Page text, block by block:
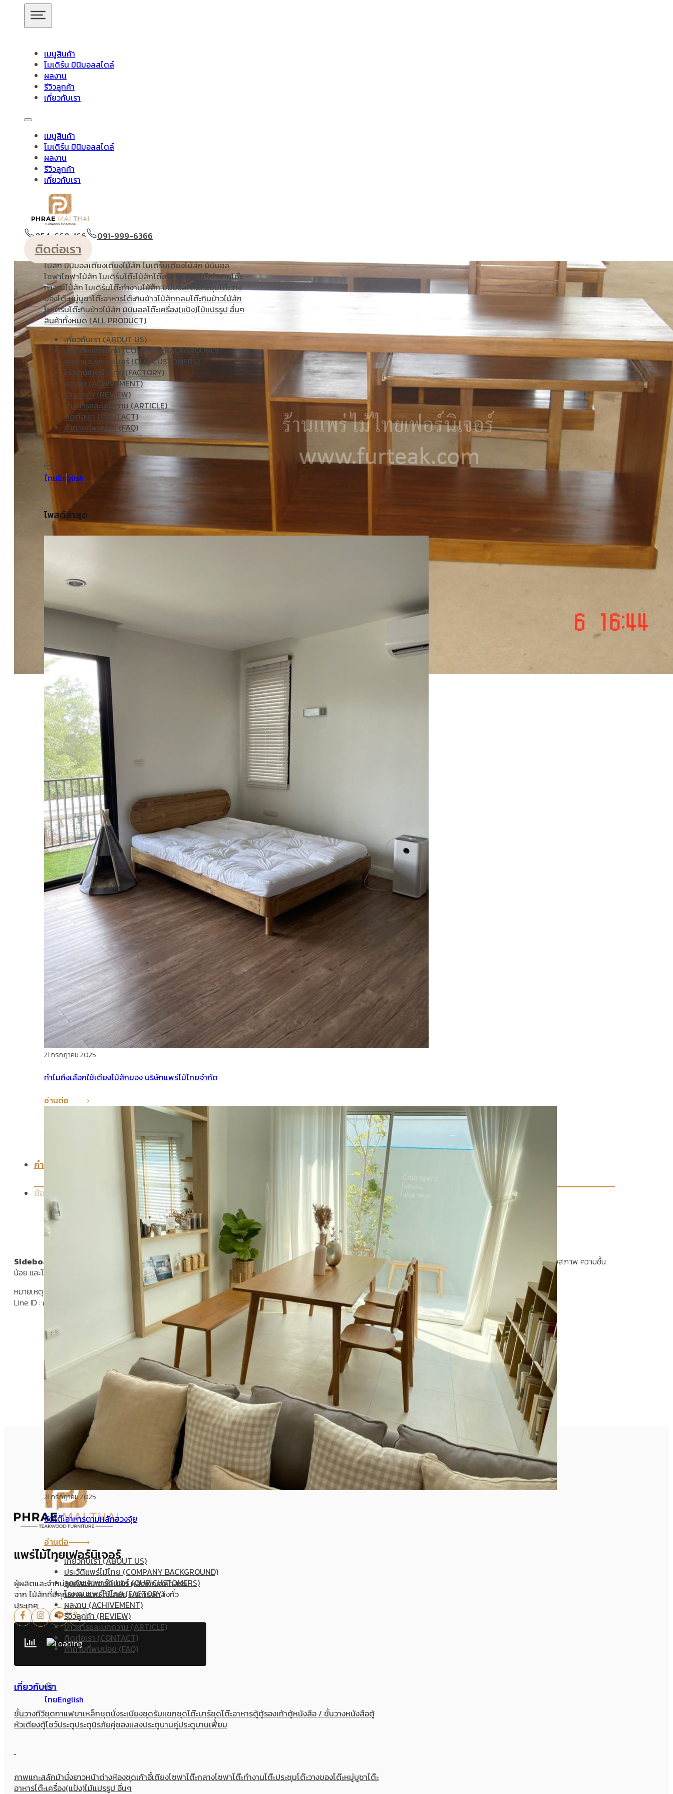
ข้ามไปยังเนื้อหาหลัก
เมนูสินค้า
โมเดิร์น มินิมอลสไตล์
ผลงาน
รีวิวลูกค้า
เกี่ยวกับเรา
เมนูสินค้า
โมเดิร์น มินิมอลสไตล์
ผลงาน
รีวิวลูกค้า
เกี่ยวกับเรา
054-660-166 091-999-6366
ติดต่อเรา
สินค้าของเรา
อัปเดตล่าสุด
วางของไม้สัก
ไม้แท้ชุดโต๊ะไม้สัก โมเดิร์น
โต๊ะอาหารตู้ตู้เสื้อผ้า
วางหนังสือตู้หัวเตียง ตู้โชว์ตู้โชว์ไม้สัก โมเดิร์น
โมเดิร์น
ประตูนิรภัยคู่ชองแสงประตูบานคู่
แกะสลักม้านั่งยาว
ไม้สัก มินิมอลเตียงเตียงไม้สัก โมเดิร์นเตียงไม้สัก มินิมอล
โซฟาโซฟาไม้สัก โมเดิร์นโต๊ะไม้สักโต๊ะกลางโซฟาโต๊ะทำงานโต๊ะ
ทํางานไม้สัก โมเดิร์นโต๊ะทำงานไม้สัก มินิมอลโต๊ะประชุมโต๊ะวาง
ของโต๊ะหมู่บูชาโต๊ะอาหารโต๊ะกินข้าวไม้สักกลมโต๊ะกินข้าวไม้สัก
โมเดิร์นโต๊ะกินข้าวไม้สัก มินิมอลโต๊ะเครื่อง(แป้ง)ไม้แปรรูป อื่นๆ
สินค้าทั้งหมด (ALL PRODUCT)
เกี่ยวกับเรา (ABOUT US)
ประวัติแพร่ไม้ไทย (COMPANY BACKGROUND)
ลูกค้าและพาร์ทเนอร์ (OUR CUSTOMERS)
โรงงานแพร่ไม้ไทย (FACTORY)
ผลงาน (ACHIVEMENT)
รีวิวลูกค้า (REVIEW)
ข่าวสารและบทความ (ARTICLE)
ติดต่อเรา (CONTACT)
คำถามที่พบบ่อย (FAQ)
English
ไทย
โพสต์ล่าสุด
21 กรกฎาคม 2025
ทำไมถึงเลือกใช้เตียงไม้สักของ บริษัทแพร่ไม้ไทยจำกัด
อ่านต่อ
21 กรกฎาคม 2025
จัดโต๊ะอาหารตามหลักฮวงจุ้ย
อ่านต่อ
เกี่ยวกับเรา (ABOUT US)
ประวัติแพร่ไม้ไทย (COMPANY BACKGROUND)
ลูกค้าและพาร์ทเนอร์ (OUR CUSTOMERS)
โรงงานแพร่ไม้ไทย (FACTORY)
ผลงาน (ACHIVEMENT)
รีวิวลูกค้า (REVIEW)
ข่าวสารและบทความ (ARTICLE)
ติดต่อเรา (CONTACT)
คำถามที่พบบ่อย (FAQ)
English
ไทย
คำอธิบาย
ข้อมูลเพิ่มเติม
Sideboard โล่ง สีสัก เข้มเป็นไม้สักทองอบแห้ง ซึ่งคุณสมบัติของไม้เป็นไม้เนื้อแข็งอายุตั้งแต่ 30 ปีขึ้นไป เราเลือกใช้ ไม้สักที่มีคุณภาพและใช้กระบวนการอบไม้ จึงทำให้ไม้มีการคงสภาพ ความชื้น
น้อย และโอกาสไม้หดตัวน้อยมาก เหมาะสำหรับใช้วางทีวี ของเบ็ดเตล็ดในรีสอร์ท อพาร์ทเม้นท์หรือ โรงแรม
หมายเหตุ หากลูกค้าต้องการรูปแบบตามขนาดของท่าน ทั้งนี้ทางเราสามารถเพิ่มลดขนาด และ ปรับเปลี่ยนได้ตามความต้องการของท่าน
Line ID : @PMT158
แพร่ไม้ไทยเฟอร์นิเจอร์
ผู้ผลิตและจำหน่ายเฟอร์นิเจอร์ไม้สัก ผลิตภัณฑ์คัดสรร
จาก ไม้สักที่มีคุณภาพ สวย ทันสมัย บริการจัดส่งทั่ว
ประเทศ
เกี่ยวกับเรา
ชั้นวางทีวีชุดกาแฟขาเหล็กชุดนั่งระเบียงชุดรับแขกชุดโต๊ะบาร์ชุดโต๊ะอาหารตู้ตู้รองเท้าตู้หนังสือ / ชั้นวางหนังสือตู้
หัวเตียงตู้โชว์ประตูประตูนิรภัยคู่ชองแสงประตูบานคู่ประตูบานเฟี้ยม
ภาพแกะสลักม้านั่งยาวหน้าต่างห้องชุดเก้าอี้เตียงโซฟาโต๊ะกลางโซฟาโต๊ะทำงานโต๊ะประชุมโต๊ะวางของโต๊ะหมู่บูชาโต๊ะ
อาหารโต๊ะเครื่อง(แป้ง)ไม้แปรรูป อื่นๆ